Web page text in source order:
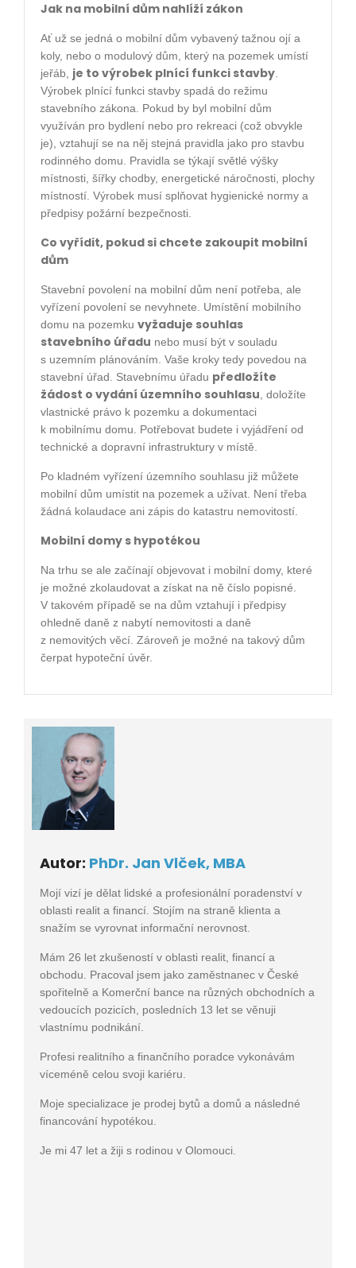
Jak na mobilní dům nahlíží zákon
Ať už se jedná o mobilní dům vybavený tažnou ojí a
koly, nebo o modulový dům, který na pozemek umístí
jeřáb, je to výrobek plnící funkci stavby
Výrobek plnící funkci stavby spadá do režimu
stavebního zákona. Pokud by byl mobilní dům
využíván pro bydlení nebo pro rekreaci (což obvykle
je), vztahují se na něj stejná pravidla jako pro stavbu
rodinného domu. Pravidla se týkají světlé výšky
místnosti, šířky chodby, energetické náročnosti, plochy
místností. Výrobek musí splňovat hygienické normy a
předpisy požární bezpečnosti.
Co vyřídit, pokud si chcete zakoupit mobilní
dům
Stavební povolení na mobilní dům není potřeba, ale
vyřízení povolení se nevyhnete. Umístění mobilního
domu na pozemku vyžaduje souhlas
stavebního úřadu nebo musí být v souladu
s uzemním plánováním. Vaše kroky tedy povedou na
stavební úřad. Stavebnímu úřadu předložíte
žádost o vydání územního souhlasu , doložíte
vlastnické právo k pozemku a dokumentaci
k mobilnímu domu. Potřebovat budete i vyjádření od
technické a dopravní infrastruktury v místě.
Po kladném vyřízení územního souhlasu již můžete
mobilní dům umístit na pozemek a užívat. Není třeba
žádná kolaudace ani zápis do katastru nemovitostí.
Mobilní domy s hypotékou
Na trhu se ale začínají objevovat i mobilní domy, které
je možné zkolaudovat a získat na ně číslo popisné.
V takovém případě se na dům vztahují i předpisy
ohledně daně z nabytí nemovitosti a daně
z nemovitých věcí. Zároveň je možné na takový dům
čerpat hypoteční úvěr.
Autor: PhDr. Jan Vlček, MBA
Mojí vizí je dělat lidské a profesionální poradenství v
oblasti realit a financí. Stojím na straně klienta a
snažím se vyrovnat informační nerovnost.
Mám 26 let zkušeností v oblasti realit, financí a
obchodu. Pracoval jsem jako zaměstnanec v České
spořitelně a Komerční bance na různých obchodních a
vedoucích pozicích, posledních 13 let se věnuji
vlastnímu podnikání.
Profesi realitního a finančního poradce vykonávám
víceméně celou svoji kariéru.
Moje specializace je prodej bytů a domů a následné
financování hypotékou.
Je mi 47 let a žiji s rodinou v Olomouci.